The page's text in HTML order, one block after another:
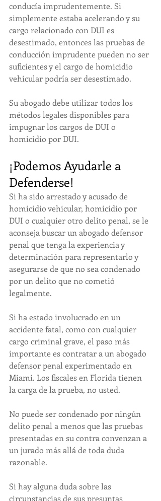
conducía imprudentemente. Si
simplemente estaba acelerando y su
cargo relacionado con DUI es
desestimado, entonces las pruebas de
conducción imprudente pueden no ser
suficientes y el cargo de homicidio
vehicular podría ser desestimado.
Su abogado debe utilizar todos los
métodos legales disponibles para
impugnar los cargos de DUI o
homicidio por DUI.
¡Podemos Ayudarle a
Defenderse!
Si ha sido arrestado y acusado de
homicidio vehicular, homicidio por
DUI o cualquier otro delito penal, se le
aconseja buscar un abogado defensor
penal que tenga la experiencia y
determinación para representarlo y
asegurarse de que no sea condenado
por un delito que no cometió
legalmente.
Si ha estado involucrado en un
accidente fatal, como con cualquier
cargo criminal grave, el paso más
importante es contratar a un abogado
defensor penal experimentado en
Miami. Los fiscales en Florida tienen
la carga de la prueba, no usted.
No puede ser condenado por ningún
delito penal a menos que las pruebas
presentadas en su contra convenzan a
un jurado más allá de toda duda
razonable.
Si hay alguna duda sobre las
circunstancias de sus presuntas